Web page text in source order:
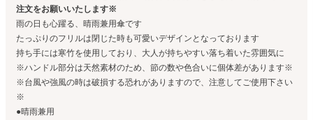
注文をお願いいたします※
雨の日も心躍る、晴雨兼用傘です
たっぷりのフリルは閉じた時も可愛いデザインとなっております
持ち手には寒竹を使用しており、大人が持ちやすい落ち着いた雰囲気に
※ハンドル部分は天然素材のため、節の数や色合いに個体差があります※
※台風や強風の時は破損する恐れがありますので、注意してご使用下さい
※
●晴雨兼用